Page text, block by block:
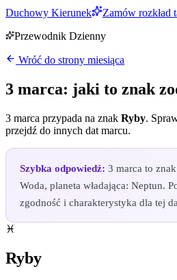
Duchowy Kierunek
Zamów rozkład
Przewodnik Dzienny
Wróć do strony miesiąca
3 marca: jaki to znak
3 marca przypada na znak Ryby.
przejdź do innych dat marcu.
Szybka odpowiedź: 3 marca to
Woda, planeta władająca: Neptun.
zgodność i charakterystyka dla tej
♓
Ryby